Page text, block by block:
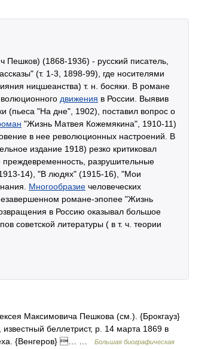
Пешков) (1868-1936) - русский писатель,
(т. 1-3, 1898-99), где носителями
ницшеанства) т. н. босяки. В романе
движения в России. Выявив
(пьеса "На дне", 1902), поставил вопрос о
"Жизнь Матвея Кожемякина", 1910-11)
в нее революционных настроений. В
издание 1918) резко критиковал
разрушительные
14), "В людях" (1915-16), "Мои
Многообразие человеческих
романе-эпопее "Жизнь
в Россию оказывал большое
советской литературы ( в т. ч. теории
Максимовича Пешкова (см.). {Брокгауз}
беллетрист, р. 14 марта 1869 в
{Венгеров} … …
Большая биографическая